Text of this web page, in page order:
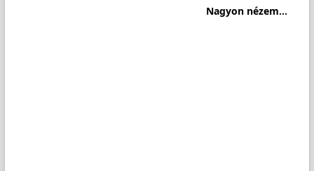
Nagyon nézem...